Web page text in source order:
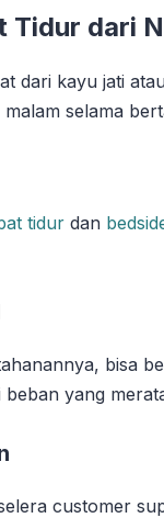
Tidur dari
dari kayu jati
selama
tidur dan
bisa
yang
customer